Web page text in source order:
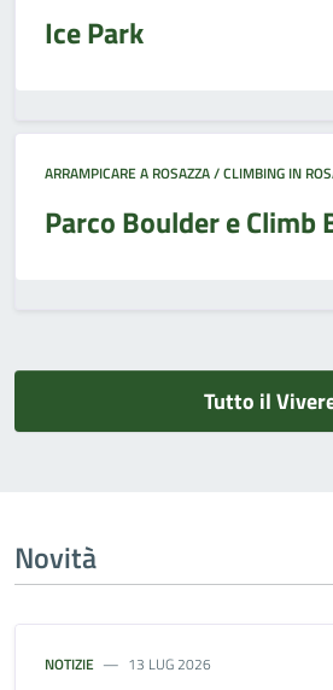
Ice Park
ARRAMPICARE A ROSAZZA / CLIMBING IN
Parco Boulder e Climb
Tutto il
Novità
NOTIZIE 13 LUG 2026